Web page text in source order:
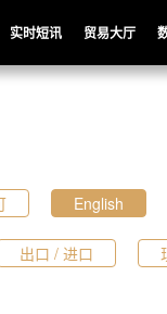
实时短讯 贸易大厅
English
出口 / 进口